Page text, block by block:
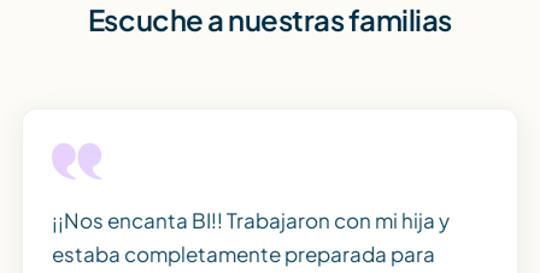
Escuche a nuestras familias
¡¡Nos encanta BI!! Trabajaron con mi hija y
estaba completamente preparada para